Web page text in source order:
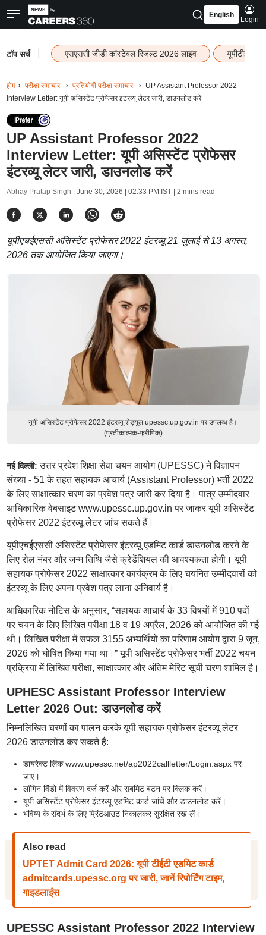
English
Login
टॉप सर्च एसएससी जीडी कांस्टेबल रिजल्ट 2026 लाइव यूपीटीईटी
होम परीक्षा समाचार प्रतियोगी परीक्षा समाचार
UP Assistant Professor 2022
Interview Letter: यूपी असिस्टेंट प्रोफेसर इंटरव्यू लेटर जारी, डाउनलोड करें
UP Assistant Professor 2022
Interview Letter: यूपी असिस्टेंट प्रोफेसर
इंटरव्यू लेटर जारी, डाउनलोड करें
Abhay Pratap Singh | June 30, 2026 | 02:33 PM IST| 2 mins read
यूपीएचईएससी असिस्टेंट प्रोफेसर 2022 इंटरव्यू 21 जुलाई से 13 अगस्त,
2026 तक आयोजित किया जाएगा।
यूपी असिस्टेंट प्रोफेसर 2022 इंटरव्यू शेड्यूल upessc.up.gov.in पर उपलब्ध है।
(प्रतीकात्मक-फ्रीपिक)
नई दिल्ली:उत्तर प्रदेश शिक्षा सेवा चयन आयोग (UPESSC) ने विज्ञापन
संख्या - 51 के तहत सहायक आचार्य (Assistant Professor) भर्ती 2022
के लिए साक्षात्कार चरण का प्रवेश पत्र जारी कर दिया है। पात्र उम्मीदवार
आधिकारिक वेबसाइट www.upessc.up.gov.in पर जाकर यूपी असिस्टेंट
प्रोफेसर 2022 इंटरव्यू लेटर जांच सकते हैं।
यूपीएचईएससी असिस्टेंट प्रोफेसर इंटरव्यू एडमिट कार्ड डाउनलोड करने के
लिए रोल नंबर और जन्म तिथि जैसे क्रेडेंशियल की आवश्यकता होगी। यूपी
सहायक प्रोफेसर 2022 साक्षात्कार कार्यक्रम के लिए चयनित उम्मीदवारों को
इंटरव्यू के लिए अपना प्रवेश पत्र लाना अनिवार्य है।
आधिकारिक नोटिस के अनुसार, “सहायक आचार्य के 33 विषयों में 910 पदों
पर चयन के लिए लिखित परीक्षा 18 व 19 अप्रैल, 2026 को आयोजित की गई
थी। लिखित परीक्षा में सफल 3155 अभ्यर्थियों का परिणाम आयोग द्वारा 9 जून,
2026 को घोषित किया गया था।” यूपी असिस्टेंट प्रोफेसर भर्ती 2022 चयन
प्रक्रिया में लिखित परीक्षा, साक्षात्कार और अंतिम मेरिट सूची चरण शामिल है।
UPHESC Assistant Professor Interview
Letter 2026 Out: डाउनलोड करें
निम्नलिखित चरणों का पालन करके यूपी सहायक प्रोफेसर इंटरव्यू लेटर
2026 डाउनलोड कर सकते हैं:
डायरेक्ट लिंक www.upessc.net/ap2022callletter/Login.aspx पर
जाएं।
लॉगिन विंडो में विवरण दर्ज करें और सबमिट बटन पर क्लिक करें।
यूपी असिस्टेंट प्रोफेसर इंटरव्यू एडमिट कार्ड जांचें और डाउनलोड करें।
भविष्य के संदर्भ के लिए प्रिंटआउट निकालकर सुरक्षित रख लें।
Also read
UPTET Admit Card 2026: यूपी टीईटी एडमिट कार्ड
admitcards.upessc.org पर जारी, जानें रिपोर्टिंग टाइम,
गाइडलाइंस
UPESSC Assistant Professor 2022 Interview